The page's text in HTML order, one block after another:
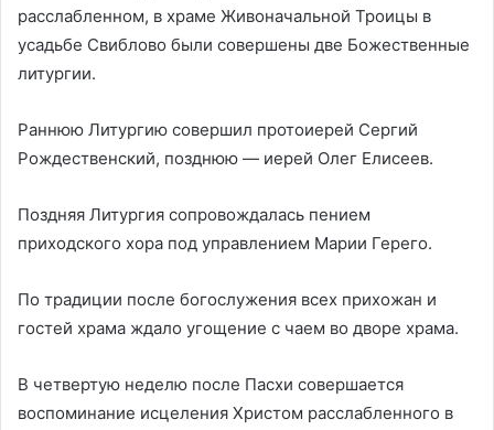
расслабленном, в храме Живоначальной Троицы в
усадьбе Свиблово были совершены две Божественные
литургии.
Раннюю Литургию совершил протоиерей Сергий
Рождественский, позднюю — иерей Олег Елисеев.
Поздняя Литургия сопровождалась пением
приходского хора под управлением Марии Герего.
По традиции после богослужения всех прихожан и
гостей храма ждало угощение с чаем во дворе храма.
В четвертую неделю после Пасхи совершается
воспоминание исцеления Христом расслабленного в